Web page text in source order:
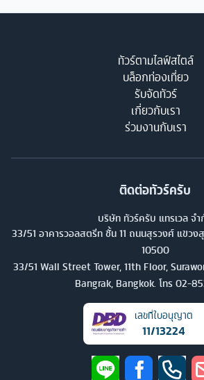
ทัวร์ตามไลฟ์สไตล์
บล็อกท่องเที่ยว
รับจัดทัวร์
เกี่ยวกับเรา
ร่วมงานกับเรา
ติดต่อทัวร์ครับ
บริษัท ทัวร์ครับ แทรเวล จ
33/51 อาคารวอลสตรีท ชั้น 11 ถนนสุรวงศ์ แขวง
10500
33/51 Wall Street Tower, 11th Floor,
Bangrak, Bangkok. โทร 02-
เลขที่ใบอนุญาต
11/13224